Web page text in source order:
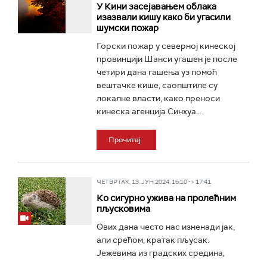
У Кини засејавањем облака
изазвали кишу како би угасили
шумски пожар
Горски пожар у северној кинеској
провинцији Шанси угашен је после
четири дана гашења уз помоћ
вештачке кише, саопштиле су
локалне власти, како преноси
кинеска агенција Синхуа...
Прочитај
ЧЕТВРТАК, 13. ЈУН 2024, 16:10 -> 17:41
Ко сигурно ужива на пролећним
пљусковима
Ових дана често нас изненади јак,
али срећом, кратак пљусак.
Јежевима из градских средина,